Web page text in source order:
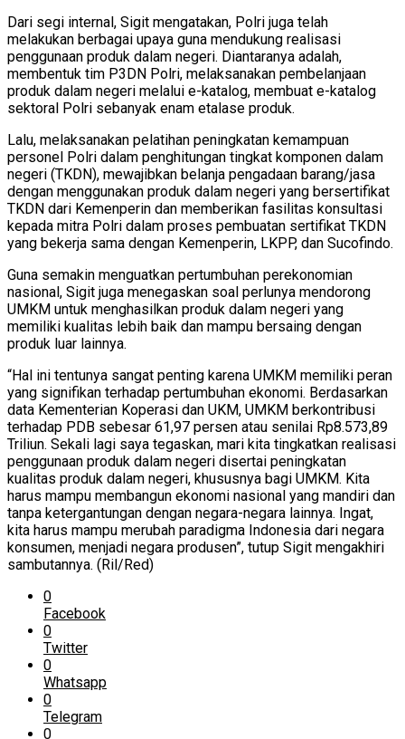
Dari segi internal, Sigit mengatakan, Polri juga telah
melakukan berbagai upaya guna mendukung realisasi
penggunaan produk dalam negeri. Diantaranya adalah,
membentuk tim P3DN Polri, melaksanakan pembelanjaan
produk dalam negeri melalui e-katalog, membuat e-katalog
sektoral Polri sebanyak enam etalase produk.
Lalu, melaksanakan pelatihan peningkatan kemampuan
personel Polri dalam penghitungan tingkat komponen dalam
negeri (TKDN), mewajibkan belanja pengadaan barang/jasa
dengan menggunakan produk dalam negeri yang bersertifikat
TKDN dari Kemenperin dan memberikan fasilitas konsultasi
kepada mitra Polri dalam proses pembuatan sertifikat TKDN
yang bekerja sama dengan Kemenperin, LKPP, dan Sucofindo.
Guna semakin menguatkan pertumbuhan perekonomian
nasional, Sigit juga menegaskan soal perlunya mendorong
UMKM untuk menghasilkan produk dalam negeri yang
memiliki kualitas lebih baik dan mampu bersaing dengan
produk luar lainnya.
“Hal ini tentunya sangat penting karena UMKM memiliki peran
yang signifikan terhadap pertumbuhan ekonomi. Berdasarkan
data Kementerian Koperasi dan UKM, UMKM berkontribusi
terhadap PDB sebesar 61,97 persen atau senilai Rp8.573,89
Triliun. Sekali lagi saya tegaskan, mari kita tingkatkan realisasi
penggunaan produk dalam negeri disertai peningkatan
kualitas produk dalam negeri, khususnya bagi UMKM. Kita
harus mampu membangun ekonomi nasional yang mandiri dan
tanpa ketergantungan dengan negara-negara lainnya. Ingat,
kita harus mampu merubah paradigma Indonesia dari negara
konsumen, menjadi negara produsen”, tutup Sigit mengakhiri
sambutannya. (Ril/Red)
0
Facebook
0
Twitter
0
Whatsapp
0
Telegram
0